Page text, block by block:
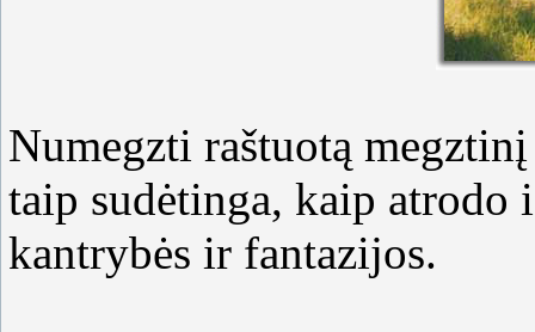
Numegzti raštuotą
taip sudėtinga, kaip
kantrybės ir fantazijos.